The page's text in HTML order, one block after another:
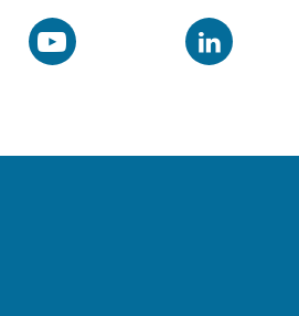
YouTube-
Kanal
LinkedIn-
Kanal